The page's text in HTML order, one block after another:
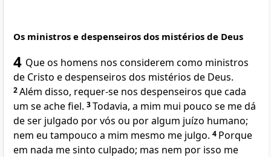
Os ministros e despenseiros dos mistérios de Deus
4 Que os homens nos considerem como ministros
de Cristo e despenseiros dos mistérios de Deus.
2Além disso, requer-se nos despenseiros que cada
um se ache fiel. 3Todavia, a mim mui pouco se me dá
de ser julgado por vós ou por algum juízo humano;
nem eu tampouco a mim mesmo me julgo. 4 Porque
em nada me sinto culpado; mas nem por isso me